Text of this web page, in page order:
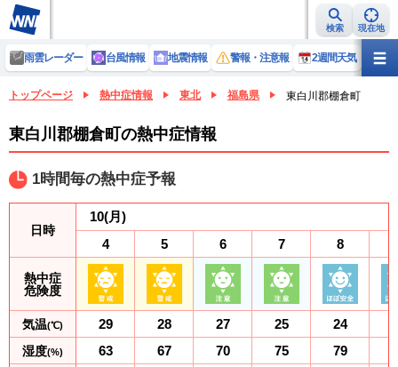
検索 現在地
雨雲レーダー 台風情報 地震情報 警報・注意報 2週間天気 ラ
トップページ 熱中症情報 東北 福島県 東白川郡棚倉町
東白川郡棚倉町の熱中症情報
1時間毎の熱中症予報
日時
熱中症
危険度
気温(℃)
湿度(%)
10(月)
4
29
63
5
28
67
6
27
70
7
25
75
8
24
79